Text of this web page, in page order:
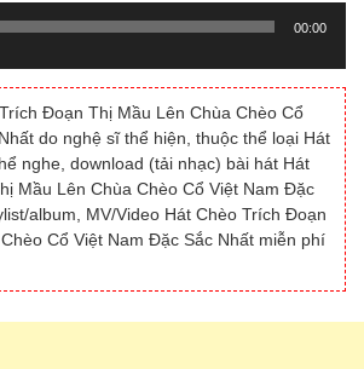
00:00
Đoạn Thị Mầu Lên Chùa Chèo Cổ
do nghệ sĩ thể hiện, thuộc thể loại Hát
nghe, download (tải nhạc) bài hát Hát
Mầu Lên Chùa Chèo Cổ Việt Nam Đặc
album, MV/Video Hát Chèo Trích Đoạn
Cổ Việt Nam Đặc Sắc Nhất miễn phí